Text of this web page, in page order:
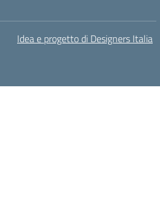
Idea e progetto di Designers Italia